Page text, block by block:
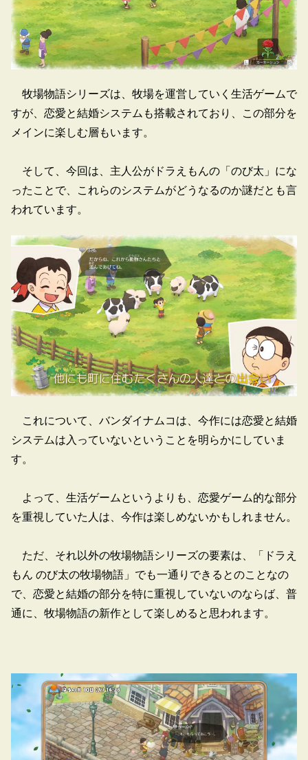
牧場物語シリーズは、牧場を運営していく生活ゲームで
すが、恋愛と結婚システムも搭載されており、この部分を
メインに楽しむ層もいます。
そして、今回は、主人公がドラえもんの「のび太」にな
ったことで、これらのシステムがどうなるのか謎だとも言
われています。
これについて、バンダイナムコは、今作には恋愛と結婚
システムは入っていないということを明らかにしていま
す。
よって、生活ゲームというよりも、恋愛ゲーム的な部分
を重視していた人は、今作は楽しめないかもしれません。
ただ、それ以外の牧場物語シリーズの要素は、「ドラえ
もん のび太の牧場物語」でも一通りできるとのことなの
で、恋愛と結婚の部分を特に重視していないのならば、普
通に、牧場物語の新作として楽しめると思われます。